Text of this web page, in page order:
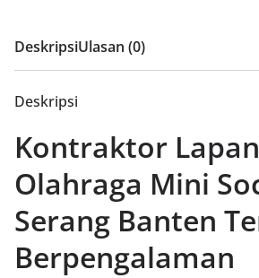
DeskripsiUlasan (0)
Deskripsi
Kontraktor
Olahraga Mini
Serang Banten
Berpengalaman